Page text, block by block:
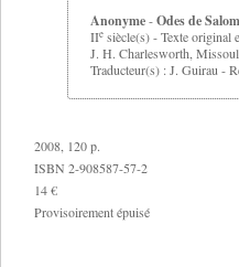
Anonyme-Odes de
IIe siècle(s) - Texte original
J. H. Charlesworth,
Traducteur(s) : J. Guirau -
2008, 120 p.
ISBN 2-908587-57-2
14 €
Provisoirement épuisé